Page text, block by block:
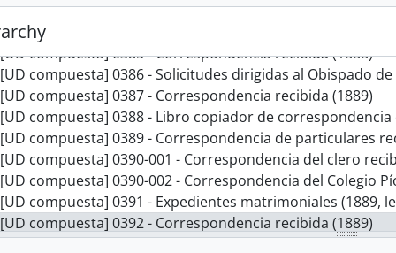
[UD compuesta] 0383 - Expedientes matrimoniales (1888,
[UD compuesta] 0384 - Correspondencia recibida (1888)
[UD compuesta] 0385 - Correspondencia recibida (1888)
[UD compuesta] 0386 - Solicitudes dirigidas al Obispado de San
[UD compuesta] 0387 - Correspondencia recibida (1889)
[UD compuesta] 0388 - Libro copiador de correspondencia
[UD compuesta] 0389 - Correspondencia de particulares
[UD compuesta] 0390-001 - Correspondencia del clero
[UD compuesta] 0390-002 - Correspondencia del Colegio Pío
[UD compuesta] 0391 - Expedientes matrimoniales (1889,
[UD compuesta] 0392 - Correspondencia recibida (1889)
[UD compuesta] 0393 - Correspondencia recibida (1889)